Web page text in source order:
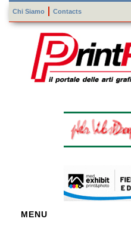
Chi Siamo Contacts
MENU